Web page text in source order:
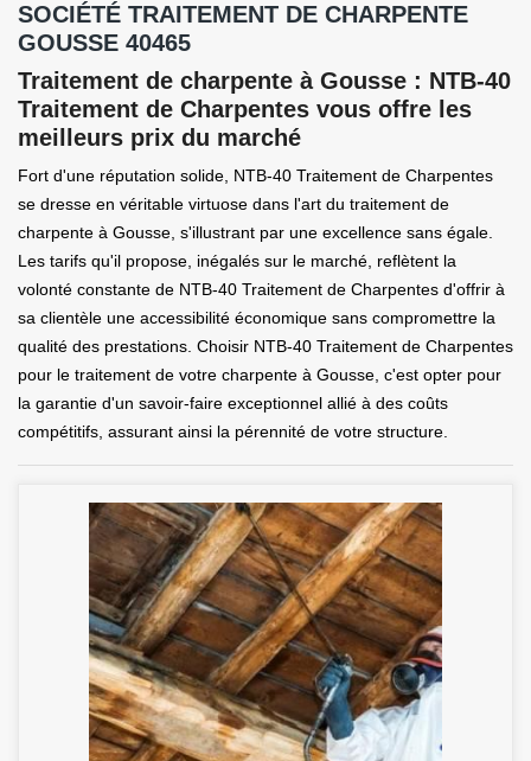
SOCIÉTÉ TRAITEMENT DE CHARPENTE
GOUSSE 40465
Traitement de charpente à Gousse : NTB-40
Traitement de Charpentes vous offre les
meilleurs prix du marché
Fort d'une réputation solide, NTB-40 Traitement de Charpentes
se dresse en véritable virtuose dans l'art du traitement de
charpente à Gousse, s'illustrant par une excellence sans égale.
Les tarifs qu'il propose, inégalés sur le marché, reflètent la
volonté constante de NTB-40 Traitement de Charpentes d'offrir à
sa clientèle une accessibilité économique sans compromettre la
qualité des prestations. Choisir NTB-40 Traitement de Charpentes
pour le traitement de votre charpente à Gousse, c'est opter pour
la garantie d'un savoir-faire exceptionnel allié à des coûts
compétitifs, assurant ainsi la pérennité de votre structure.